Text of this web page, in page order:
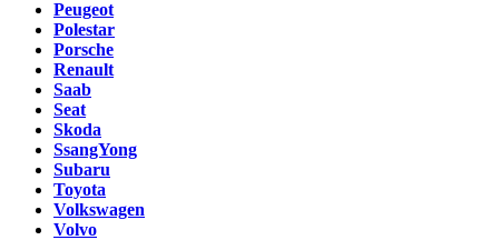
Peugeot
Polestar
Porsche
Renault
Saab
Seat
Skoda
SsangYong
Subaru
Toyota
Volkswagen
Volvo